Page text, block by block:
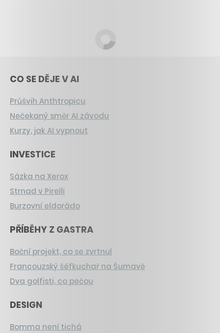
CO SE DĚJE V AI
Průšvih Anthtropicu
Nečekaný směr AI závodu
Kurzy, jak AI vypnout
INVESTICE
Sázka na Xerox
Strnad v Pirelli
Burzovní eldorádo
PŘÍBĚHY Z GASTRA
Boční projekt, co se zvrtnul
Francouzský šéfkuchař na Šumavě
Dva golfisti, co pečou
DESIGN
Bomma není tichá